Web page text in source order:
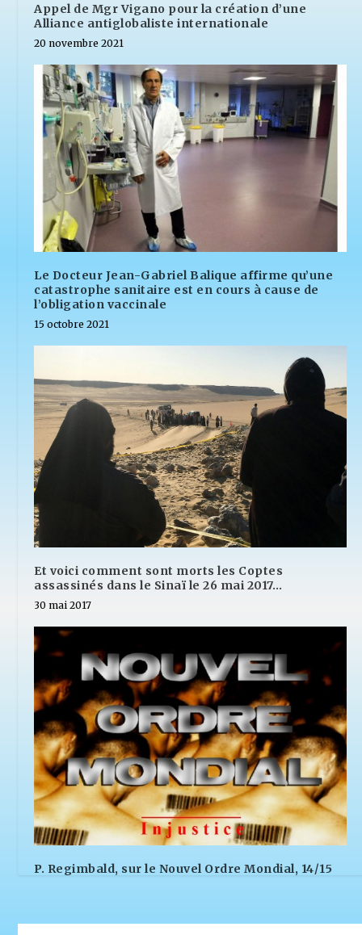
Appel de Mgr Vigano pour la création d’une
Alliance antiglobaliste internationale
20 novembre 2021
Le Docteur Jean-Gabriel Balique affirme qu’une
catastrophe sanitaire est en cours à cause de
l’obligation vaccinale
15 octobre 2021
Et voici comment sont morts les Coptes
assassinés dans le Sinaï le 26 mai 2017…
30 mai 2017
P. Regimbald, sur le Nouvel Ordre Mondial, 14/15